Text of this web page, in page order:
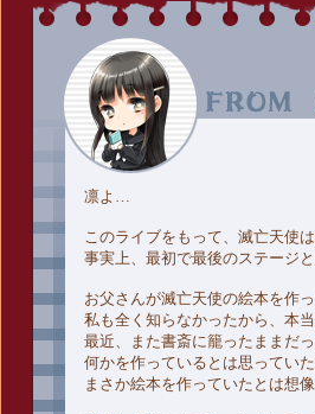
凛よ…
このライブをもって、滅亡天使は
事実上、最初で最後のステージと
お父さんが滅亡天使の絵本を作
私も全く知らなかったから、本
最近、また書斎に籠ったままだ
何かを作っているとは思ってい
まさか絵本を作っていたとは想